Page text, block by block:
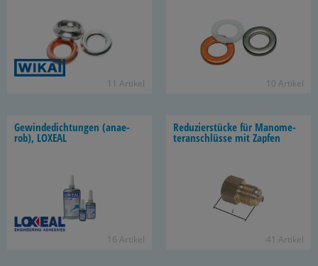
11 Ar­ti­kel 10 Ar­ti­kel
Ge­win­de­dich­tun­gen (an­ae­
rob), LO­XE­AL
16 Ar­ti­kel
Re­du­zier­stü­cke für Ma­no­me­
ter­an­schlüs­se mit Zap­fen
41 Ar­ti­kel